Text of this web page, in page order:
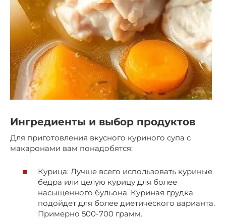
Ингредиенты и выбор продуктов
Для приготовления вкусного куриного супа с
макаронами вам понадобятся:
Курица: Лучше всего использовать куриные
бедра или целую курицу для более
насыщенного бульона. Куриная грудка
подойдет для более диетического варианта.
Примерно 500-700 грамм.